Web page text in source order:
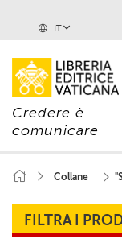
IT
Credere è
comunicare
Collane
FILTRA I